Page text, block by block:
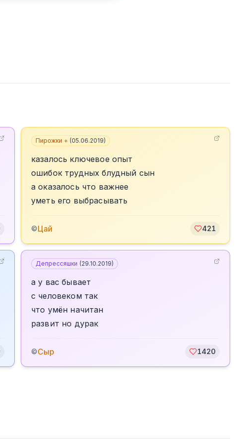
Пирожки + (05.06.2019)
казалось ключевое опыт
ошибок трудных блудный сын
а оказалось что важнее
уметь его выбрасывать
©Цай 421
Депрессяшки (29.10.2019)
а у вас бывает
с человеком так
что умён начитан
развит но дурак
©Сыр 1420